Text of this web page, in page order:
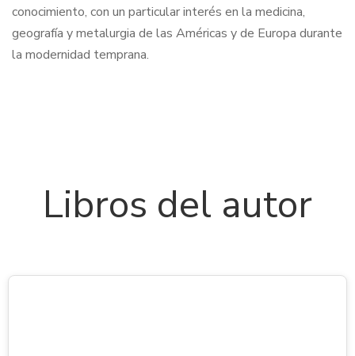
conocimiento, con un particular interés en la medicina,
geografía y metalurgia de las Américas y de Europa durante
la modernidad temprana.
Libros del autor